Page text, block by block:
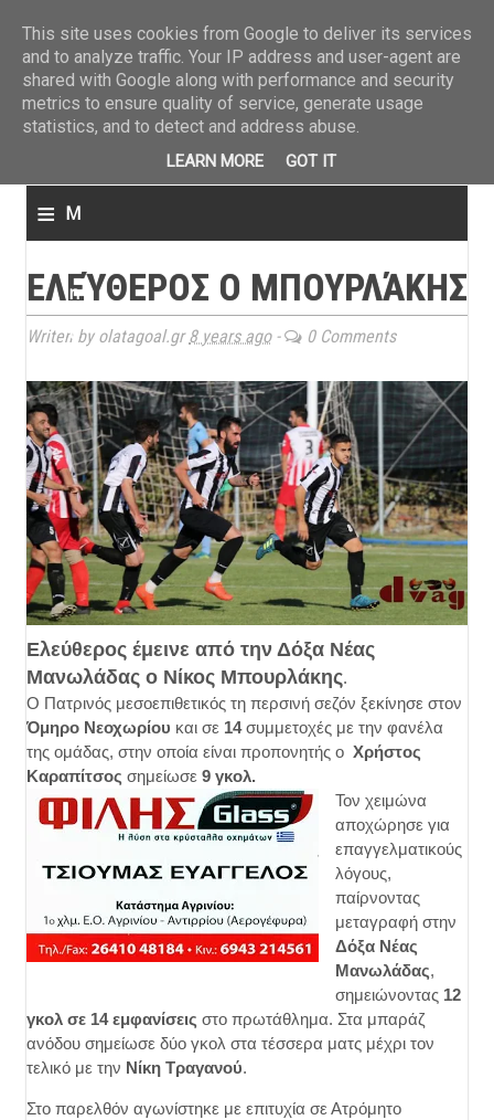
≡ M
n
u
ΕΛΕΎΘΕΡΟΣ Ο ΜΠΟΥΡΛΆΚΗΣ
Writen by olatagoal.gr8 years ago- 0 Comments
Ελεύθερος έμεινε από την Δόξα Νέας
Μανωλάδας ο Νίκος Μπουρλάκης.
Ο Πατρινός μεσοεπιθετικός τη περσινή σεζόν ξεκίνησε στον
Όμηρο Νεοχωρίου και σε 14συμμετοχές με την φανέλα
της ομάδας, στην οποία είναι προπονητής ο Χρήστος
Καραπίτσος σημείωσε 9 γκολ.
Τον χειμώνα
αποχώρησε για
επαγγελματικούς
λόγους,
παίρνοντας
μεταγραφή στην
Δόξα Νέας
Μανωλάδας,
σημειώνοντας 12
γκολ σε 14 εμφανίσεις στο πρωτάθλημα. Στα μπαράζ
ανόδου σημείωσε δύο γκολ στα τέσσερα ματς μέχρι τον
τελικό με την Νίκη Τραγανού.
Στο παρελθόν αγωνίστηκε με επιτυχία σε Ατρόμητο
This site uses cookies from Google to deliver its services
and to analyze traffic. Your IP address and user-agent are
shared with Google along with performance and security
metrics to ensure quality of service, generate usage
statistics, and to detect and address abuse.
LEARN MORE GOT IT